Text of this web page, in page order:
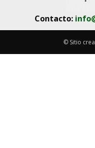
Contacto:
© Sitio